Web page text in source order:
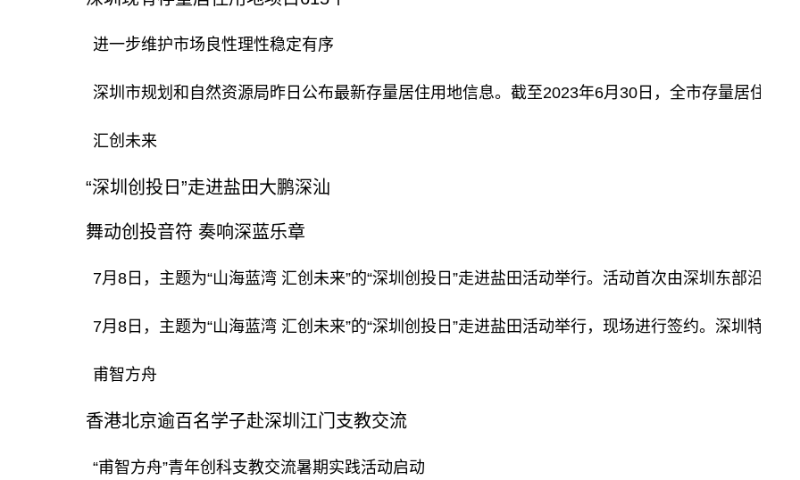
进一步维护市场良性理性稳定有序
深圳市规划和自然资源局昨日公布最新存量居住用地信息。截至2023年6月30日，全市存量居住
汇创未来
“深圳创投日”走进盐田大鹏深汕
舞动创投音符 奏响深蓝乐章
7月8日，主题为“山海蓝湾 汇创未来”的“深圳创投日”走进盐田活动举行。活动首次由深圳东部沿
7月8日，主题为“山海蓝湾 汇创未来”的“深圳创投日”走进盐田活动举行，现场进行签约。深圳特区报
甫智方舟
香港北京逾百名学子赴深圳江门支教交流
“甫智方舟”青年创科支教交流暑期实践活动启动